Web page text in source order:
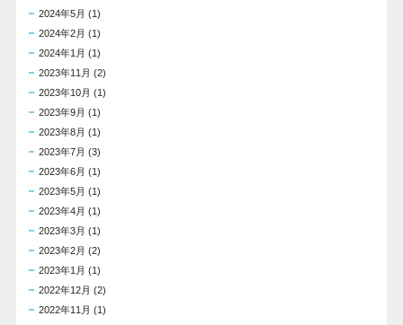
2024年5月 (1)
2024年2月 (1)
2024年1月 (1)
2023年11月 (2)
2023年10月 (1)
2023年9月 (1)
2023年8月 (1)
2023年7月 (3)
2023年6月 (1)
2023年5月 (1)
2023年4月 (1)
2023年3月 (1)
2023年2月 (2)
2023年1月 (1)
2022年12月 (2)
2022年11月 (1)